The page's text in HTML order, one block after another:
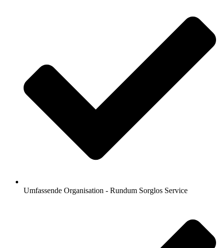
Umfassende Organisation - Rundum Sorglos Service